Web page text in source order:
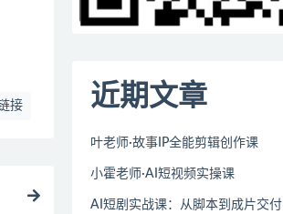
接 近期文章
叶老师·故事IP全能剪辑创作课
小霍老师·AI短视频实操课
AI短剧实战课：从脚本到成片交付